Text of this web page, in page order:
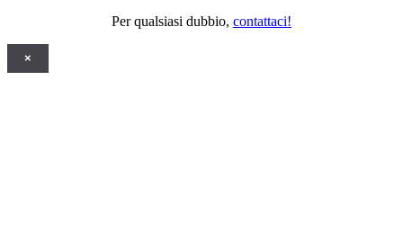
Per qualsiasi dubbio, contattaci!
×